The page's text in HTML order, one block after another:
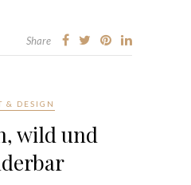
Share
& DESIGN
wild und